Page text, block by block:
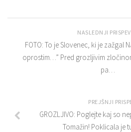
NASLEDNJI
FOTO: To je Slovenec, ki je zažgal
oprostim…” Pred grozljivim
pa…
PREJŠNJI
GROZLJIVO: Poglejte kaj so
Tomažin! Poklicala je